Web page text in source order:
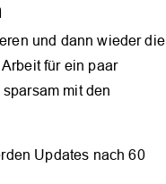
und dann wieder die
für ein paar
mit den
Updates nach 60